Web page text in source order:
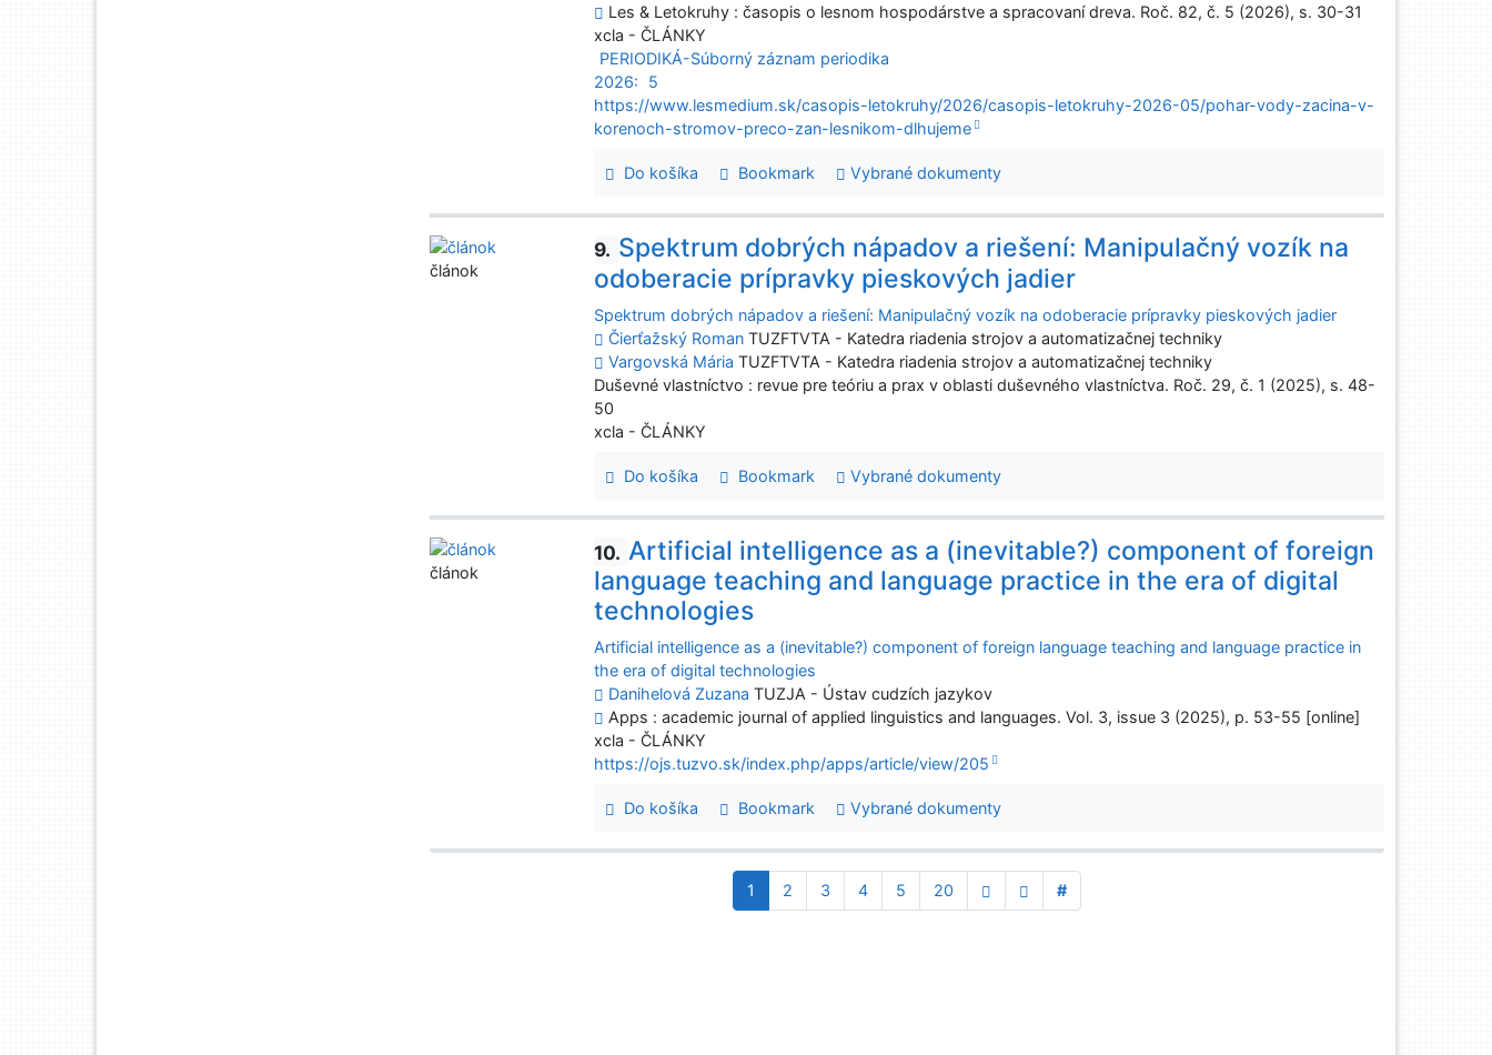
Les & Letokruhy : časopis o lesnom hospodárstve a spracovaní dreva. Roč. 82, č. 5 (2026), s. 30-31
xcla - ČLÁNKY
PERIODIKÁ-Súborný záznam periodika
2026:
5
https://www.lesmedium.sk/casopis-letokruhy/2026/casopis-letokruhy-2026-05/pohar-vody-zacina-v-
korenoch-stromov-preco-zan-lesnikom-dlhujeme
Do košíka Bookmark Vybrané dokumenty
9. Spektrum dobrých nápadov a riešení: Manipulačný vozík na
odoberacie prípravky pieskových jadier
Spektrum dobrých nápadov a riešení: Manipulačný vozík na odoberacie prípravky pieskových jadier
Čierťažský Roman TUZFTVTA - Katedra riadenia strojov a automatizačnej techniky
Vargovská Mária TUZFTVTA - Katedra riadenia strojov a automatizačnej techniky
Duševné vlastníctvo : revue pre teóriu a prax v oblasti duševného vlastníctva. Roč. 29, č. 1 (2025), s. 48-
50
xcla - ČLÁNKY
Do košíka Bookmark Vybrané dokumenty
článok
10. Artificial intelligence as a (inevitable?) component of foreign
language teaching and language practice in the era of digital
technologies
Artificial intelligence as a (inevitable?) component of foreign language teaching and language practice in
the era of digital technologies
Danihelová Zuzana TUZJA - Ústav cudzích jazykov
Apps : academic journal of applied linguistics and languages. Vol. 3, issue 3 (2025), p. 53-55 [online]
xcla - ČLÁNKY
https://ojs.tuzvo.sk/index.php/apps/article/view/205
Do košíka Bookmark Vybrané dokumenty
článok
1 2 3 4 5 20 #